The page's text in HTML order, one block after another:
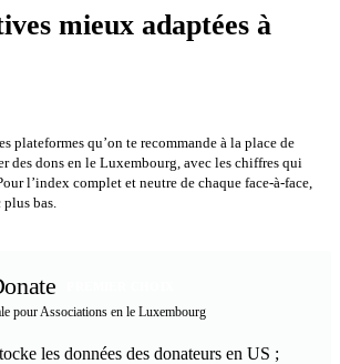
mieux adaptées à
plateformes qu’on te recommande à la place de
des dons en le Luxembourg, avec les chiffres qui
l’index complet et neutre de chaque face-à-face,
plus bas.
pour Associations en le Luxembourg
les données des donateurs en US ;